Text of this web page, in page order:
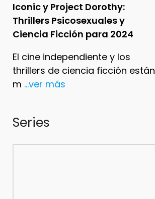
Iconic y Project Dorothy:
Thrillers Psicosexuales y
Ciencia Ficción para 2024
El cine independiente y los
thrillers de ciencia ficción están
m ...ver más
Series